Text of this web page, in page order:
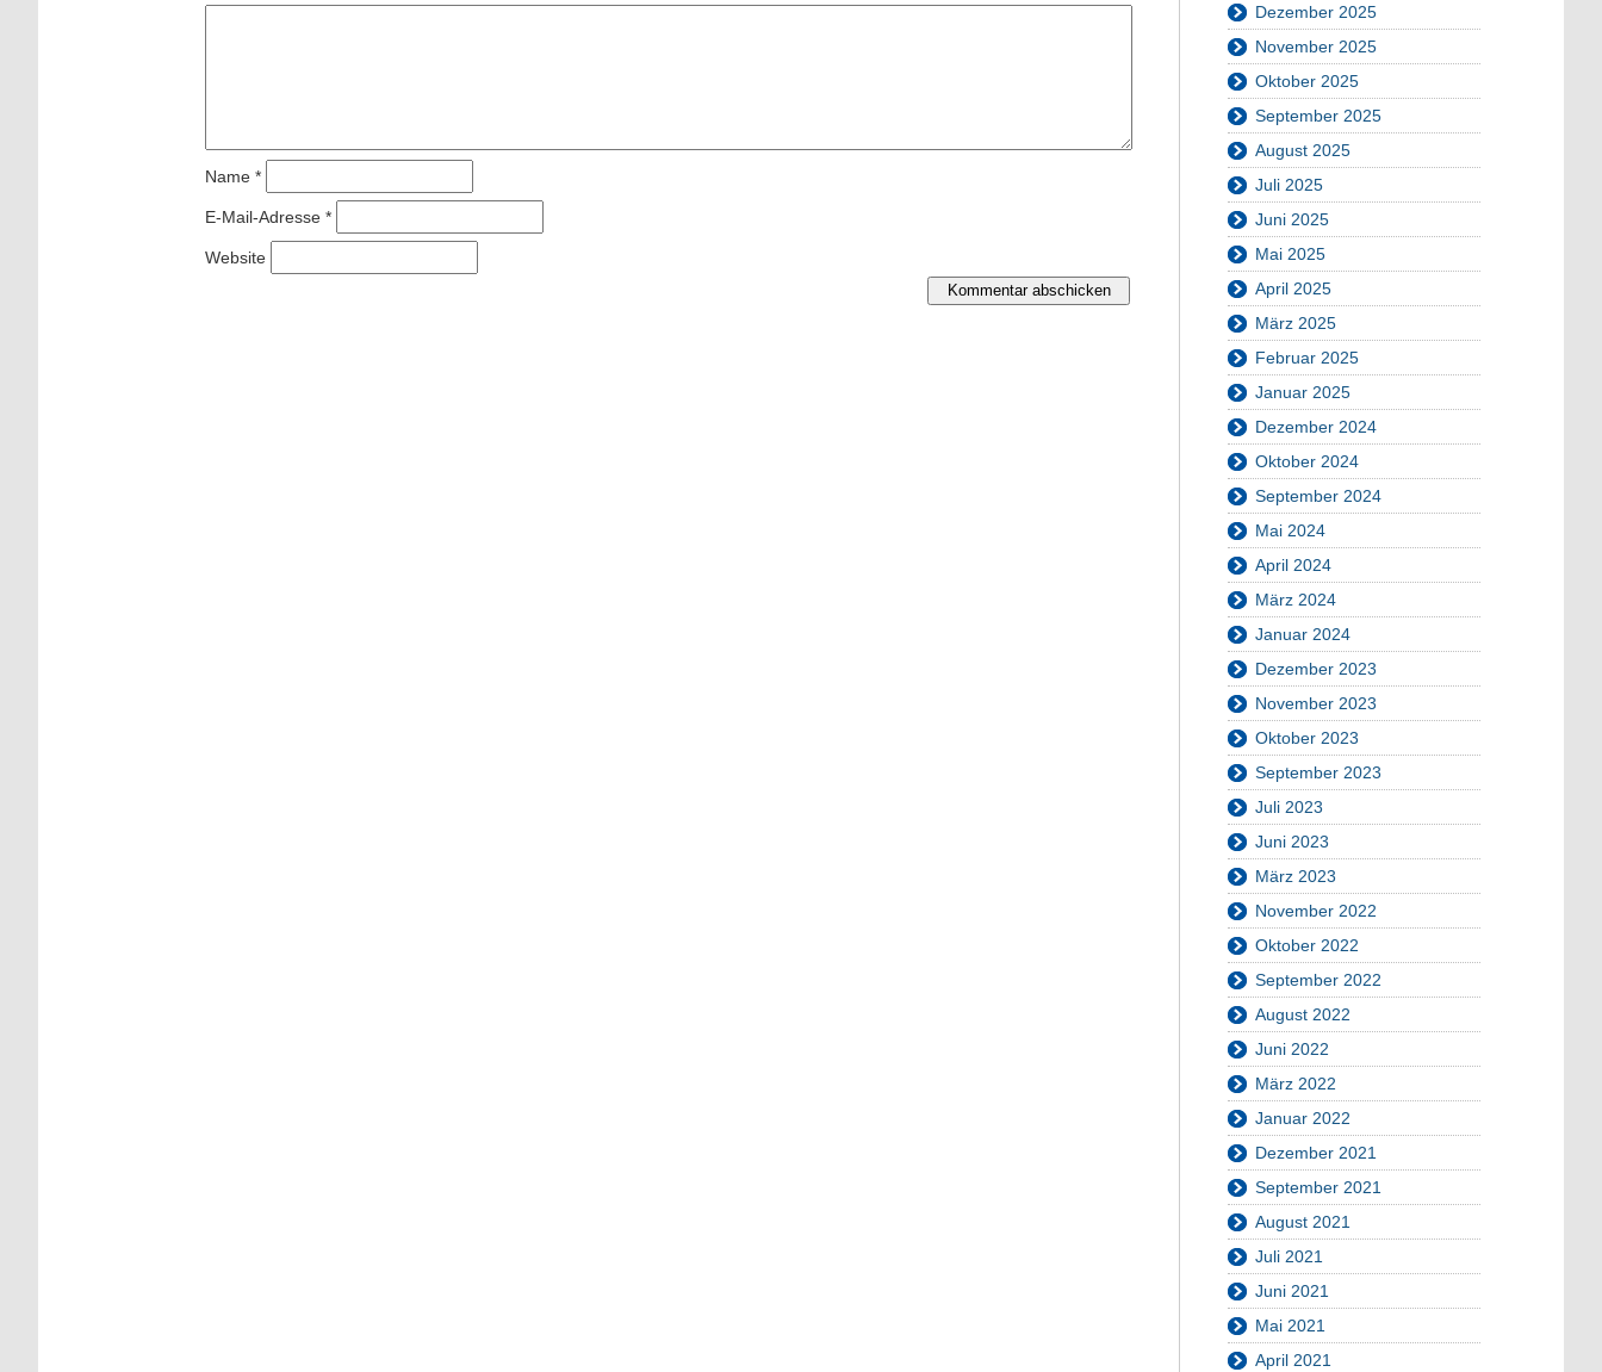
Name *
E-Mail-Adresse *
Website
Dezember 2025
November 2025
Oktober 2025
September 2025
August 2025
Juli 2025
Juni 2025
Mai 2025
April 2025
März 2025
Februar 2025
Januar 2025
Dezember 2024
Oktober 2024
September 2024
Mai 2024
April 2024
März 2024
Januar 2024
Dezember 2023
November 2023
Oktober 2023
September 2023
Juli 2023
Juni 2023
März 2023
November 2022
Oktober 2022
September 2022
August 2022
Juni 2022
März 2022
Januar 2022
Dezember 2021
September 2021
August 2021
Juli 2021
Juni 2021
Mai 2021
April 2021